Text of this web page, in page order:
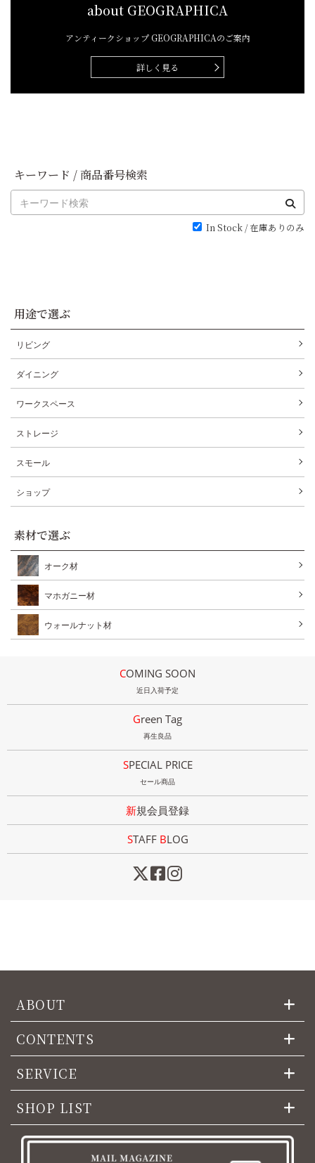
about GEOGRAPHICA
アンティークショップGEOGRAPHICAのご案内
詳しく見る
キーワード / 商品番号検索
In Stock / 在庫ありのみ
用途で選ぶ
リビング
ダイニング
ワークスペース
ストレージ
スモール
ショップ
素材で選ぶ
オーク材
マホガニー材
ウォールナット材
COMING SOON
近日入荷予定
Green Tag
再生良品
SPECIAL PRICE
セール商品
新規会員登録
STAFF BLOG
ABOUT
CONTENTS
SERVICE
SHOP LIST